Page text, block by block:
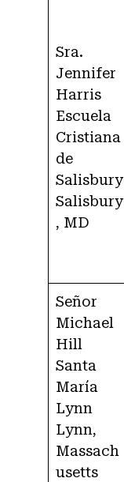
Sra.
Jennifer
Harris
Escuela
Cristiana
de
Salisbury
Salisbury
, MD
Señor
Michael
Hill
Santa
María
Lynn
Lynn,
Massach
usetts